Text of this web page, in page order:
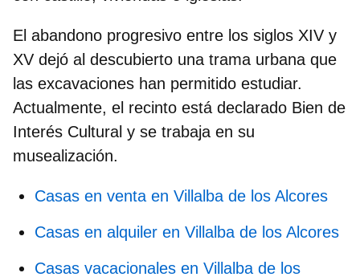
El abandono progresivo entre los siglos XIV y
XV dejó al descubierto una trama urbana que
las excavaciones han permitido estudiar.
Actualmente, el recinto está declarado Bien de
Interés Cultural y se trabaja en su
musealización.
Casas en venta en Villalba de los Alcores
Casas en alquiler en Villalba de los Alcores
Casas vacacionales en Villalba de los